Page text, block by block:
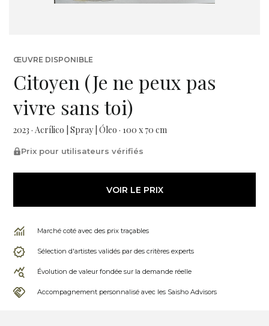
ŒUVRE DISPONIBLE
Citoyen (Je ne peux pas
vivre sans toi)
2023 · Acrílico | Spray | Óleo · 100 x 70 cm
Prix pour utilisateurs vérifiés
VOIR LE PRIX
Marché coté avec des prix traçables
Sélection d'artistes validés par des critères experts
Évolution de valeur fondée sur la demande réelle
Accompagnement personnalisé avec les Saisho Advisors